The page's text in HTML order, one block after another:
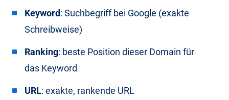
Keyword: Suchbegriff bei Google (exakte
Schreibweise)
Ranking: beste Position dieser Domain für
das Keyword
URL: exakte, rankende URL